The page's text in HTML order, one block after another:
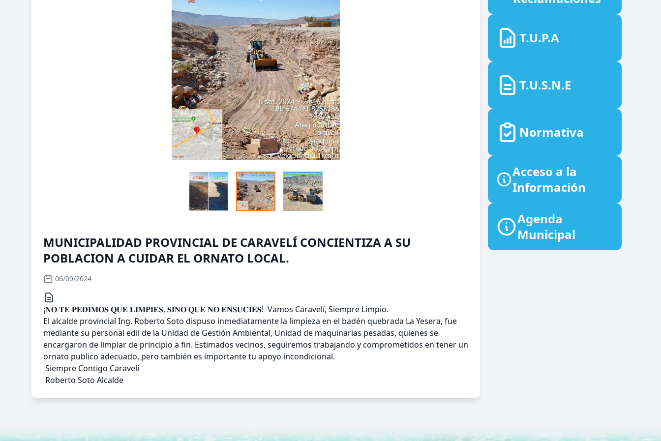
MUNICIPALIDAD PROVINCIAL DE CARAVELÍ CONCIENTIZA A SU
POBLACION A CUIDAR EL ORNATO LOCAL.
06/09/2024
¡𝐍𝐎 𝐓𝐄 𝐏𝐄𝐃𝐈𝐌𝐎𝐒 𝐐𝐔𝐄 𝐋𝐈𝐌𝐏𝐈𝐄𝐒, 𝐒𝐈𝐍𝐎 𝐐𝐔𝐄 𝐍𝐎 𝐄𝐍𝐒𝐔𝐂𝐈𝐄𝐒! Vamos Caravelí, Siempre Limpio.
El alcalde provincial Ing. Roberto Soto dispuso inmediatamente la limpieza en el badén quebrada La Yesera, fue
mediante su personal edil de la Unidad de Gestión Ambiental, Unidad de maquinarias pesadas, quienes se
encargaron de limpiar de principio a fin. Estimados vecinos, seguiremos trabajando y comprometidos en tener un
ornato publico adecuado, pero también es importante tu apoyo incondicional.
Siempre Contigo Caravelí
Roberto Soto Alcalde
T.U.P.A
T.U.S.N.E
Normativa
Acceso a la
Información
Agenda
Municipal